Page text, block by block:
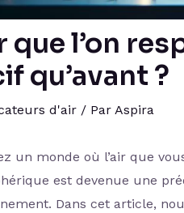
que l’on
qu’avant ?
d'air / Par Aspira
un monde où l’air que
est devenue une
Dans cet article,